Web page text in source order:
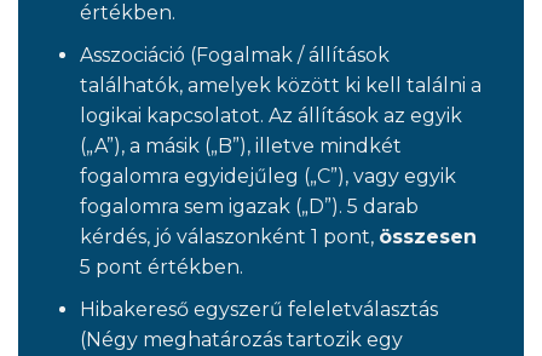
értékben.
Asszociáció (Fogalmak / állítások
találhatók, amelyek között ki kell találni a
logikai kapcsolatot. Az állítások az egyik
(„A”), a másik („B”), illetve mindkét
fogalomra egyidejűleg („C”), vagy egyik
fogalomra sem igazak („D”). 5 darab
kérdés, jó válaszonként 1 pont, összesen
5 pont értékben.
Hibakereső egyszerű feleletválasztás
(Négy meghatározás tartozik egy